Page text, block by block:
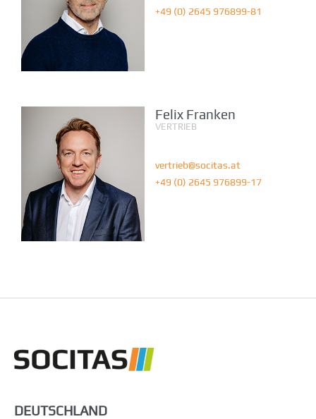
+49 (0) 2645 976899-81
Felix Franken
VERTRIEB
vertrieb@socitas.at
+49 (0) 2645 976899-17
DEUTSCHLAND